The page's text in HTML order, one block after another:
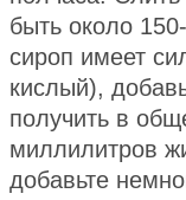
быть около
сироп имеет
кислый),
получить в
миллилитров
добавьте